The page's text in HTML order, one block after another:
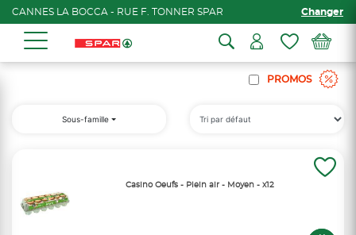
CANNES LA BOCCA - RUE F. TONNER SPAR Changer
PROMOS
Sous-famille
Casino Oeufs - Plein air - Moyen - x12